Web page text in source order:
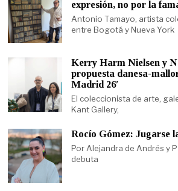
expresión, no por la
Antonio Tamayo, artista
entre Bogotá y Nueva York
Kerry Harm Nielsen y
propuesta danesa-
Madrid 26′
El coleccionista de arte,
Kant Gallery,
Rocío Gómez: Jugarse
Por Alejandra de Andrés y
debuta